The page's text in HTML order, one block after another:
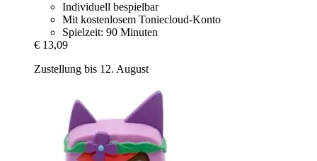
Individuell bespielbar
Mit kostenlosem Toniecloud-Konto
Spielzeit: 90 Minuten
€ 13,09
Zustellung bis 12. August